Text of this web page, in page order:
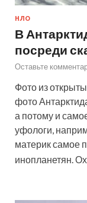
НЛО
В
посреди
Оставьте
Фото из
фото
а потому и
уфологи,
материк самое
инопланетян.